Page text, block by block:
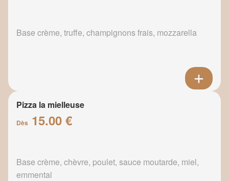
Base crème, truffe, champignons frais, mozzarella
Pizza la mielleuse
Dès 15.00 €
Base crème, chèvre, poulet, sauce moutarde, miel,
emmental